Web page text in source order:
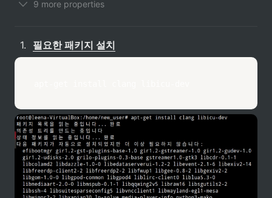
9 more properties
1. 필요한 패키지 설치